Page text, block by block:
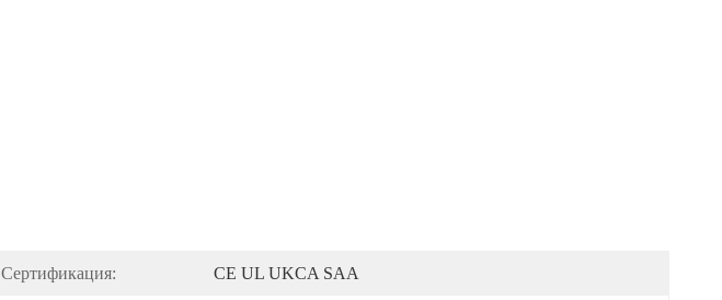
Сертификация: CE UL UKCA SAA